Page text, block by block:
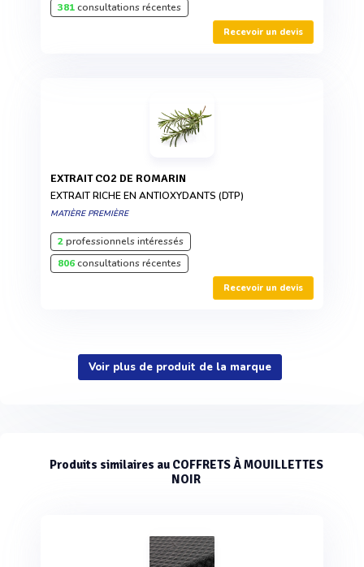
381consultations récentes
Recevoir un devis
EXTRAIT CO2 DE ROMARIN
EXTRAIT RICHE EN ANTIOXYDANTS (DTP)
MATIÈRE PREMIÈRE
2professionnels intéressés
806consultations récentes
Recevoir un devis
Voir plus de produit de la marque
Produits similaires au COFFRETS À MOUILLETTES
NOIR